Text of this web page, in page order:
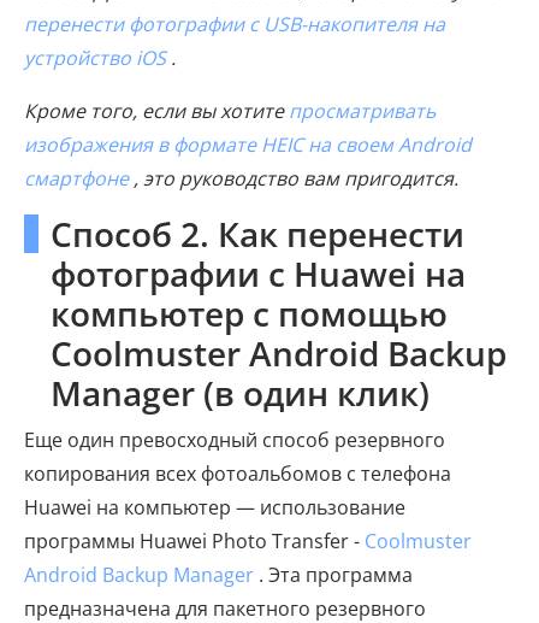
перенести фотографии с USB-накопителя на
устройство iOS.
Кроме того, если вы хотитепросматривать
изображения в формате HEIC на своем Android
смартфоне, это руководство вам пригодится.
Способ 2. Как перенести
фотографии с Huawei на
компьютер с помощью
Coolmuster Android Backup
Manager (в один клик)
Еще один превосходный способ резервного
копирования всех фотоальбомов с телефона
Huawei на компьютер — использование
программы Huawei Photo Transfer - Coolmuster
Android Backup Manager . Эта программа
предназначена для пакетного резервного